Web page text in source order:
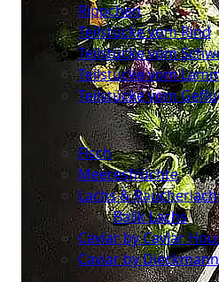
Rippchen
Teilstücke vom Rind
Teilstücke vom
Teilstücke vom
Teilstücke vom
Seafood
Fisch
Meeresfrüchte
Lachs &
Balik Lachs
Caviar by Caviar
Caviar by